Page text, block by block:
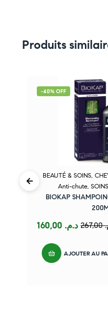
Produits
-40% OFF
BEAUTÉ & SOINS,
Anti-chute,
BIOKAP
267,00 د.م.
AJOUTER AU